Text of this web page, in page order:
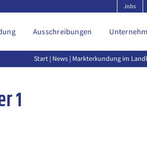
Jobs
Ausschreibungen
Start | News | Markterkundung im
1